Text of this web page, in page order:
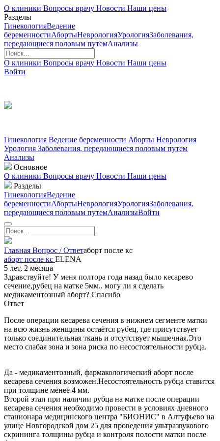
О клиники Вопросы врачу Новости Наши цены
Разделы
ГинекологияВедение
беременностиАбортыНеврологияУрологияЗаболевания,
передающиеся половым путемАнализы
О клиники Вопросы врачу Новости Наши цены
Войти
Гинекология Ведение беременности Аборты Неврология
Урология Заболевания, передающиеся половым путем
Анализы
Основное
О клиники Вопросы врачу Новости Наши цены
Разделы
ГинекологияВедение
беременностиАбортыНеврологияУрологияЗаболевания,
передающиеся половым путемАнализыВойти
Главная Вопрос / Ответаборт после кс
аборт после кс ELENA
5 лет, 2 месяца
Здравствуйте! У меня полтора года назад было кесарево
сечение,рубец на матке 5мм.. могу ли я сделать
медикаментозный аборт? Спасибо
Ответ
После операции кесарева сечения в нижнем сегменте матки
на всю жизнь женщины остаётся рубец, где присутствует
только соединительная ткань и отсутствует мышечная.Это
место слабая зона и зона риска по несостоятельности рубца.
Да - медикаментозный, фармакологический аборт после
кесарева сечения возможен.Несостоятельность рубца ставится
при толщине менее 4 мм.
Второй этап при наличии рубца на матке после операции
кесарева сечения необходимо провести в условиях дневного
стационара медицинского центра "БИОНИС" в Алтуфьево на
улице Новгородской дом 25 для проведения ультразвукового
скрининга толщины рубца и контроля полости матки после